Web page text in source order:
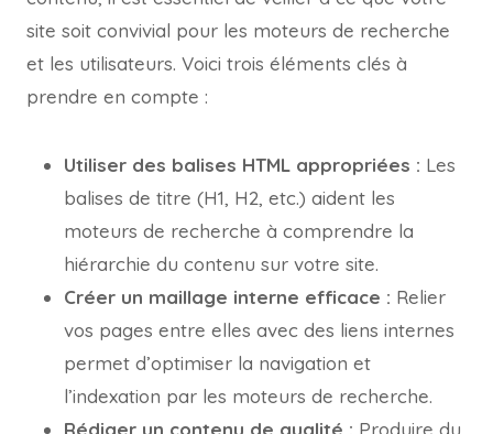
site soit convivial pour les moteurs de recherche
et les utilisateurs. Voici trois éléments clés à
prendre en compte :
Utiliser des balises HTML appropriées : Les
balises de titre (H1, H2, etc.) aident les
moteurs de recherche à comprendre la
hiérarchie du contenu sur votre site.
Créer un maillage interne efficace : Relier
vos pages entre elles avec des liens internes
permet d’optimiser la navigation et
l’indexation par les moteurs de recherche.